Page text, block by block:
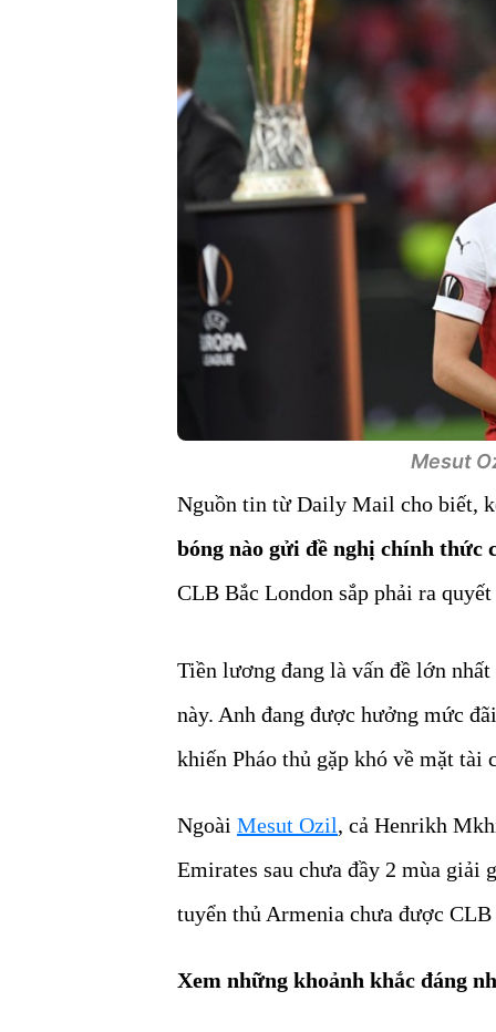
Mesut
Nguồn tin từ Daily Mail cho biết,
bóng nào gửi đề nghị chính thức
CLB Bắc London sắp phải ra
Tiền lương đang là vấn đề lớn
này. Anh đang được hưởng mức
khiến Pháo thủ gặp khó về mặt tài
Ngoài Mesut Ozil, cả Henrikh
Emirates sau chưa đầy 2 mùa giải
tuyển thủ Armenia chưa được CLB
Xem những khoảnh khắc đáng